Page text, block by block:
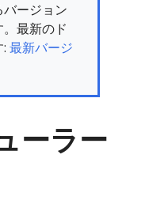
ージョン
最新のド
最新バージ
ーラー